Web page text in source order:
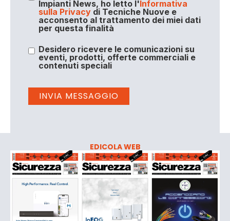
Impianti News, ho letto l'Informativa
sulla Privacydi Tecniche Nuove e
acconsento al trattamento dei miei dati
per questa finalità
Desidero ricevere le comunicazioni su
eventi, prodotti, offerte commerciali e
contenuti speciali
EDICOLA WEB